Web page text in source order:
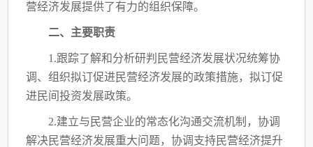
营经济发展提供了有力的组织保障。
二、主要职责
1.跟踪了解和分析研判民营经济发展状况统筹协
调、组织拟订促进民营经济发展的政策措施，拟订促
进民间投资发展政策。
2.建立与民营企业的常态化沟通交流机制，协调
解决民营经济发展重大问题，协调支持民营经济提升